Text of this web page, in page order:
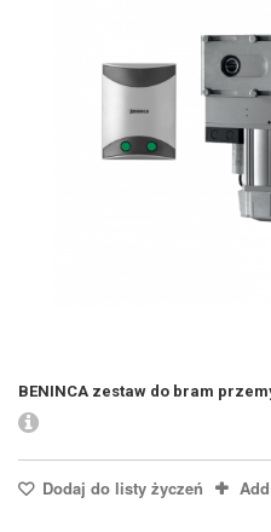
BENINCA zestaw do bram
Dodaj do listy życzeń